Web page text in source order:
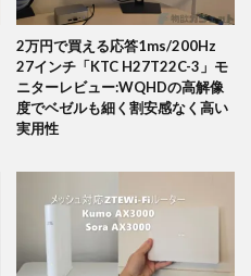
2万円で買える応答1ms/200Hz
27インチ「KTC H27T22C-3」モ
ニターレビュー:WQHDの高解像
度でベゼルも細く割安感なく高い
実用性